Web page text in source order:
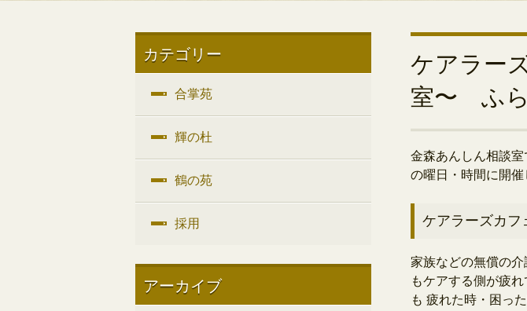
キ
ケアラー
室〜 ふら
金森あんしん相談
の曜日・時間に開
ケアラーズカフ
家族などの無償の
もケアする側が疲
も 疲れた時・困っ
カテゴリー
合掌苑
輝の杜
鶴の苑
採用
アーカイブ